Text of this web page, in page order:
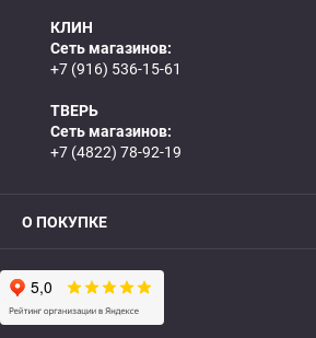
КЛИН
Сеть магазинов:
+7 (916) 536-15-61
ТВЕРЬ
Сеть магазинов:
+7 (4822) 78-92-19
О ПОКУПКЕ